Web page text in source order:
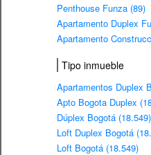
Penthouse Funza (89)
Apartamento Duplex
Apartamento
Tipo inmueble
Apartamentos Duplex
Apto Bogota Duplex
Dúplex Bogotá (18.549)
Loft Duplex Bogotá
Loft Bogotá (18.549)